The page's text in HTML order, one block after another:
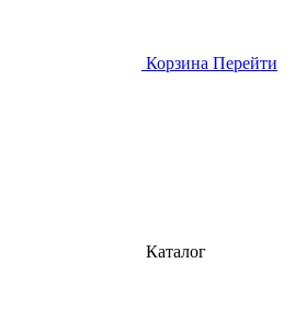
Корзина Перейти
Каталог